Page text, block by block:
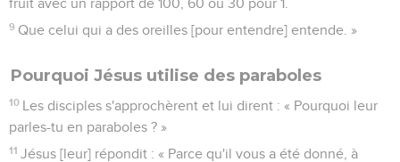
fruit avec un rapport de 100, 60 ou 30 pour 1.
9 Que celui qui a des oreilles [pour entendre] entende. »
Pourquoi Jésus utilise des paraboles
10 Les disciples s'approchèrent et lui dirent : « Pourquoi leur
parles-tu en paraboles ? »
11 Jésus [leur] répondit : « Parce qu'il vous a été donné, à